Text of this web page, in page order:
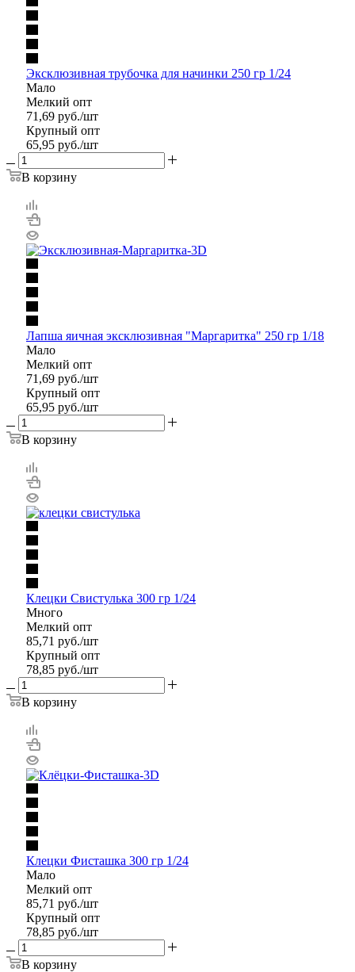
Эксклюзивная трубочка для начинки 250 гр 1/24
Мало
Мелкий опт
71,69 руб./шт
Крупный опт
65,95 руб./шт
В корзину
Лапша яичная эксклюзивная "Маргаритка" 250 гр 1/18
Мало
Мелкий опт
71,69 руб./шт
Крупный опт
65,95 руб./шт
В корзину
Клецки Свистулька 300 гр 1/24
Много
Мелкий опт
85,71 руб./шт
Крупный опт
78,85 руб./шт
В корзину
Клецки Фисташка 300 гр 1/24
Мало
Мелкий опт
85,71 руб./шт
Крупный опт
78,85 руб./шт
В корзину